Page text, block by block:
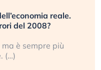
reale.
del 2008?
è sempre più
(…)